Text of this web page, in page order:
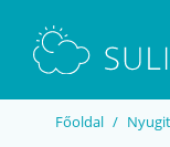
Főoldal